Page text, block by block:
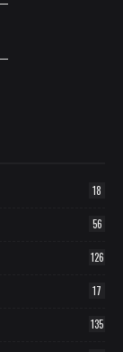
18
56
126
17
135